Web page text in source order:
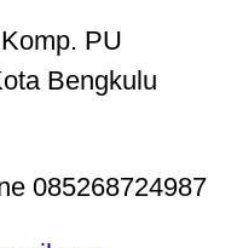
PU
Bengkulu
085268724987